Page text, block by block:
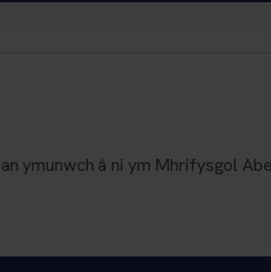
ymunwch â ni ym Mhrifysgol